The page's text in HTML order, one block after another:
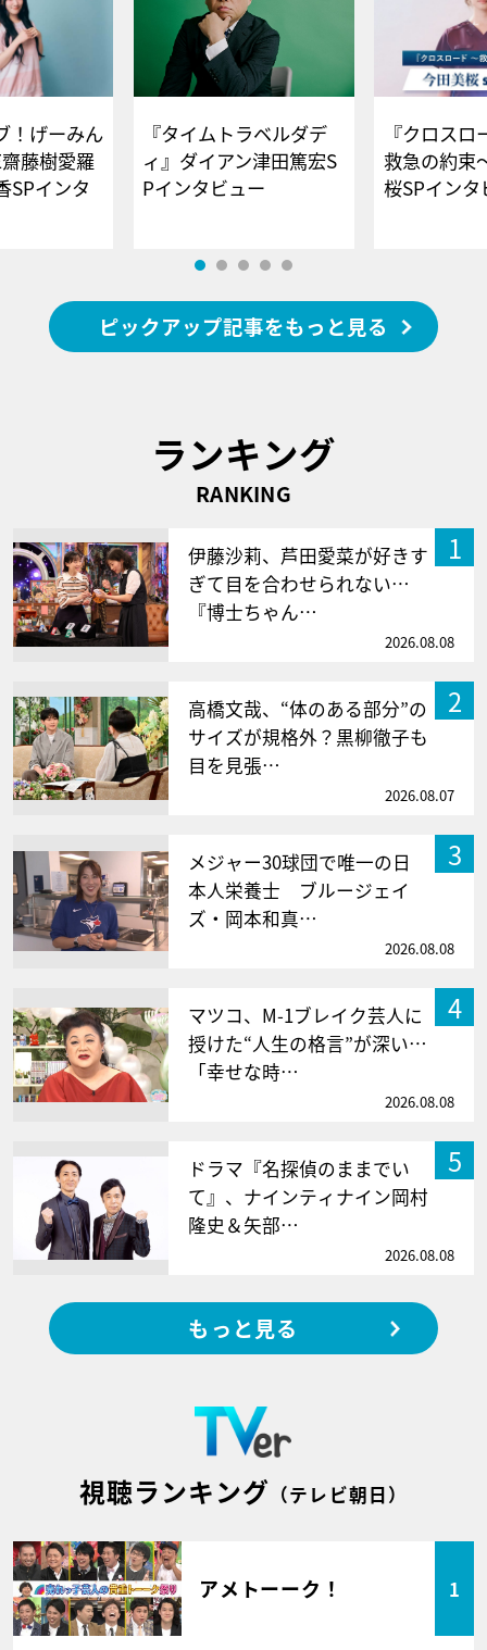
！げーみん
藤樹愛羅
SPインタ
『タイムトラベルダデ
ィ』ダイアン津田篤宏S
Pインタビュー
『クロス
救急の約束
桜SPイ
ピックアップ記事をもっと見る
ランキング
RANKING
1
伊藤沙莉、芦田愛菜が好きす
ぎて目を合わせられない…
『博士ちゃん…
2026.08.08
2
高橋文哉、“体のある部分”の
サイズが規格外？黒柳徹子も
目を見張…
2026.08.07
3
メジャー30球団で唯一の日
本人栄養士 ブルージェイ
ズ・岡本和真…
2026.08.08
4
マツコ、M-1ブレイク芸人に
授けた“人生の格言”が深い…
「幸せな時…
2026.08.08
5
ドラマ『名探偵のままでい
て』、ナインティナイン岡村
隆史＆矢部…
2026.08.08
もっと見る
視聴ランキング （テレビ朝日）
アメトーーク！ 1